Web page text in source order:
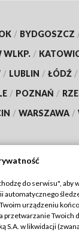
/ BYDGOSZCZ
WLKP. /
/ LUBLIN / ŁÓDŹ /
/ POZNAŃ /
/ WARSZAWA /
TVP
Regulamin
do serwisu", aby
automatycznego
urządzeniu
przetwarzanie Twoich
S.A. w likwidacji